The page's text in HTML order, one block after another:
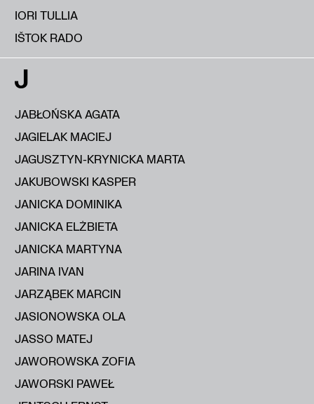
IORI TULLIA
IŠTOK RADO
J
JABŁOŃSKA AGATA
JAGIELAK MACIEJ
JAGUSZTYN-KRYNICKA MARTA
JAKUBOWSKI KASPER
JANICKA DOMINIKA
JANICKA ELŻBIETA
JANICKA MARTYNA
JARINA IVAN
JARZĄBEK MARCIN
JASIONOWSKA OLA
JASSO MATEJ
JAWOROWSKA ZOFIA
JAWORSKI PAWEŁ